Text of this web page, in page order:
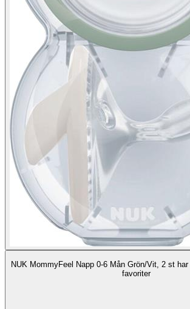
NUK MommyFeel Napp 0-6 Mån Grön/Vit, 2 st
favoriter